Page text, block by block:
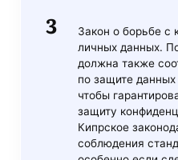
Закон о борьбе с
личных данных.
должна также
по защите
чтобы
защиту
Кипрское
соблюдения